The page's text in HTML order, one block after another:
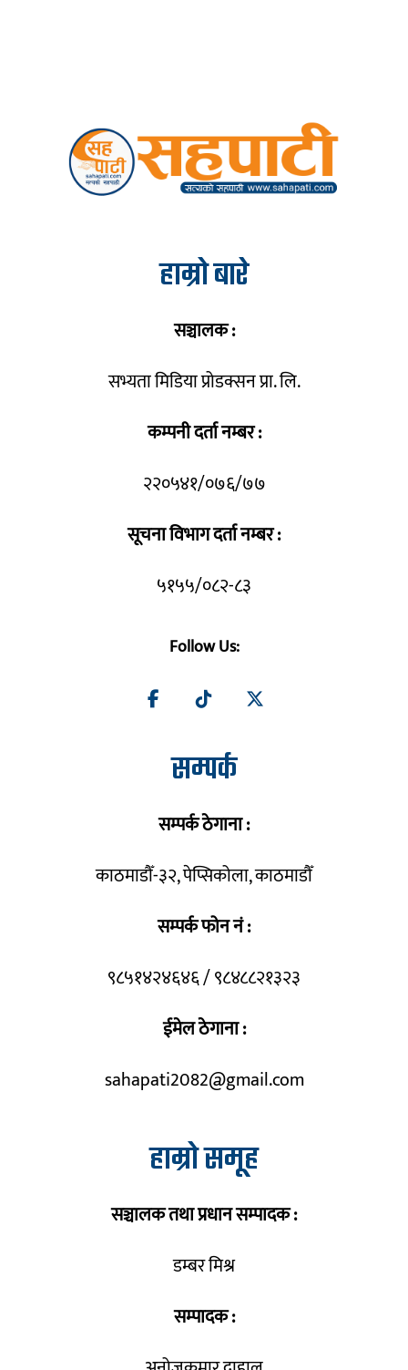
हाम्रो बारे
सञ्चालक :
सभ्यता मिडिया प्रोडक्सन प्रा. लि.
कम्पनी दर्ता नम्बर :
२२०५४१/०७६/७७
सूचना विभाग दर्ता नम्बर :
५१५५/०८२-८३
Follow Us:
सम्पर्क
सम्पर्क ठेगाना :
काठमाडौँ-३२, पेप्सिकोला, काठमाडौँ
सम्पर्क फोन नं :
९८५१४२४६४६ / ९८४८८२१३२३
ईमेल ठेगाना :
sahapati2082@gmail.com
हाम्रो समूह
सञ्चालक तथा प्रधान सम्पादक :
डम्बर मिश्र
सम्पादक :